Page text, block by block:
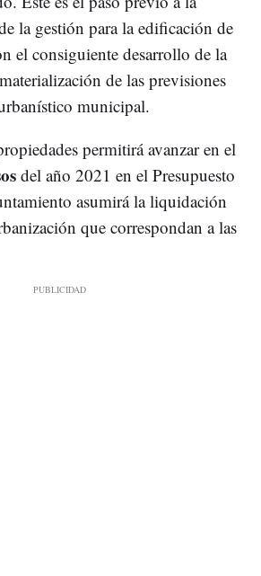
la gestión para la edificación de
el consiguiente desarrollo de la
de las previsiones
municipal.
permitirá avanzar en el
del año 2021 en el Presupuesto
asumirá la liquidación
que correspondan a las